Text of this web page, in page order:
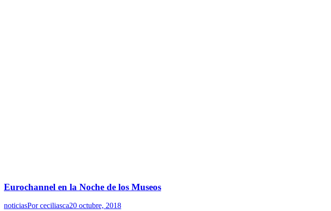
Eurochannel en la Noche de los Museos
noticiasPorceciliasca20 octubre, 2018